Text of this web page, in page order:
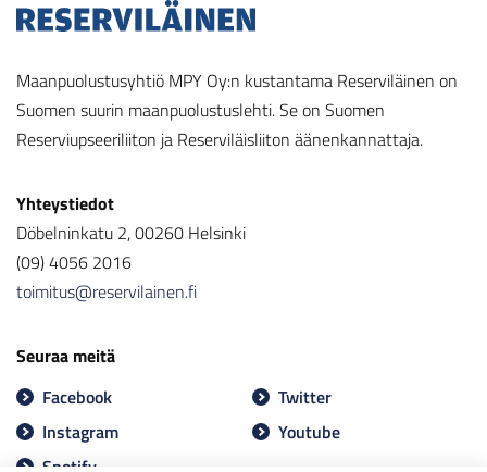
Maanpuolustusyhtiö MPY Oy:n kustantama Reserviläinen on
Suomen suurin maanpuolustuslehti. Se on Suomen
Reserviupseeriliiton ja Reserviläisliiton äänenkannattaja.
Yhteystiedot
Döbelninkatu 2, 00260 Helsinki
(09) 4056 2016
toimitus@reservilainen.fi
Seuraa meitä
Facebook
Twitter
Instagram
Youtube